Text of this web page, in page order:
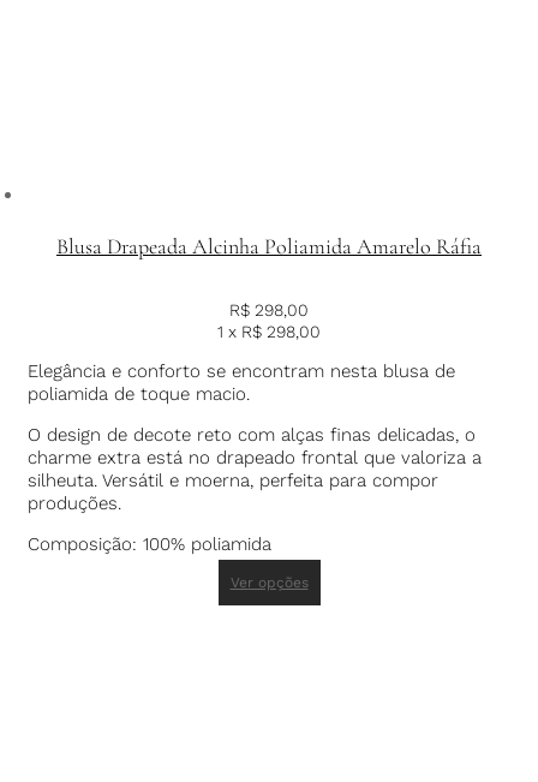
Blusa Drapeada Alcinha Poliamida Amarelo Ráfia
R$ 298,00
1 x R$ 298,00
Elegância e conforto se encontram nesta blusa de
poliamida de toque macio.
O design de decote reto com alças finas delicadas, o
charme extra está no drapeado frontal que valoriza a
silheuta. Versátil e moerna, perfeita para compor
produções.
Composição: 100% poliamida
Ver opções